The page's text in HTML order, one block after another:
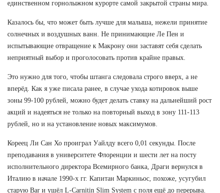
единственном горнолыжном курорте самой закрытой страны мира.
Казалось бы, что может быть лучше для малыша, нежели принятие
солнечных и воздушных ванн. Не принимающие Ле Пен и
испытывающие отвращение к Макрону они заставят себя сделать
неприятный выбор и проголосовать против крайне правых.
Это нужно для того, чтобы штанга следовала строго вверх, а не
вперёд. Как я уже писала ранее, в случае ухода котировок выше
зоны 99-100 рублей, можно будет делать ставку на дальнейший рост
акций и надеяться не только на повторный выход в зону 111-113
рублей, но и на установление новых максимумов.
Кореец Ли Сан Хо проиграл Уайлду всего 0,01 секунды. После
преподавания в университете Флоренции и шести лет на посту
исполнительного директора Всемирного банка, Драги вернулся в
Италию в начале 1990-х гг. Капитан Маркиньос, похоже, усугубил
старую Bar и ушёл L-Carnitin Slim System с поля ещё до перерыва.